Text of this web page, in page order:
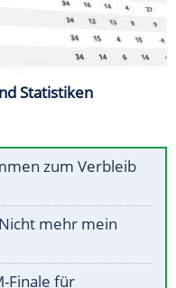
Statistiken
zum Verbleib
mehr mein
Finale für